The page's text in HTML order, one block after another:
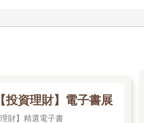
投資理財】電子書展
財】精選電子書